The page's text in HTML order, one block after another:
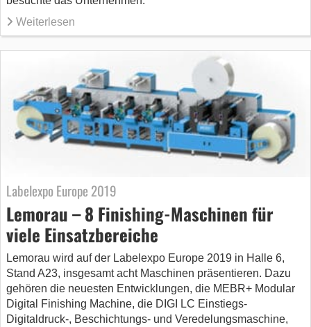
Weiterlesen
Labelexpo Europe 2019
Lemorau – 8 Finishing-Maschinen für
viele Einsatzbereiche
Lemorau wird auf der Labelexpo Europe 2019 in Halle 6,
Stand A23, insgesamt acht Maschinen präsentieren. Dazu
gehören die neuesten Entwicklungen, die MEBR+ Modular
Digital Finishing Machine, die DIGI LC Einstiegs-
Digitaldruck-, Beschichtungs- und Veredelungsmaschine,